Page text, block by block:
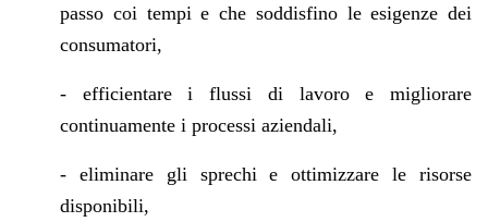
passo coi tempi e che soddisfino le esigenze dei
consumatori,
- efficientare i flussi di lavoro e migliorare
continuamente i processi aziendali,
- eliminare gli sprechi e ottimizzare le risorse
disponibili,